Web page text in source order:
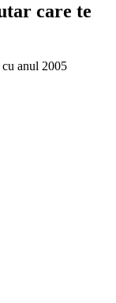
care te
anul 2005